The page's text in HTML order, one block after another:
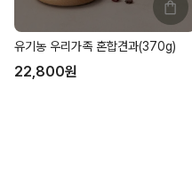
유기농 우리가족 혼합견과(370g)
22,800원